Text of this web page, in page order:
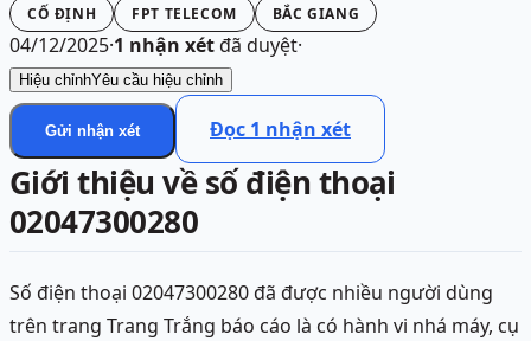
CỐ ĐỊNH FPT TELECOM BẮC GIANG
04/12/2025·1 nhận xétđã duyệt·
Hiệu chỉnhYêu cầu hiệu chỉnh
Gửi nhận xét Đọc 1 nhận xét
Giới thiệu về số điện thoại
02047300280
Số điện thoại 02047300280 đã được nhiều người dùng
trên trang Trang Trắng báo cáo là có hành vi nhá máy, cụ